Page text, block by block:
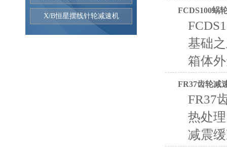
X/B恒星摆线针轮减速机
FCDS100蜗
基础
箱体
FR37齿轮减
FR37
热处
减震